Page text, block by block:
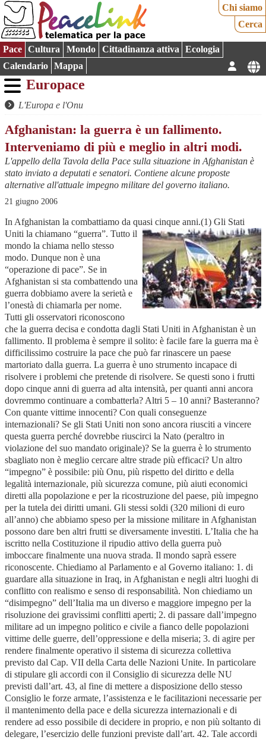
Chi siamo
Cerca
Pace Cultura Mondo Cittadinanza attiva
Ecologia
Calendario
Mappa
Europace
L'Europa e l'Onu
Afghanistan: la guerra è un fallimento.
Interveniamo di più e meglio in altri modi.
L'appello della Tavola della Pace sulla situazione in Afghanistan è
stato inviato a deputati e senatori. Contiene alcune proposte
alternative all'attuale impegno militare del governo italiano.
21 giugno 2006
In Afghanistan la combattiamo da quasi cinque anni.(1) Gli Stati
Uniti la chiamano “guerra”. Tutto il
mondo la chiama nello stesso
modo. Dunque non è una
“operazione di pace”. Se in
Afghanistan si sta combattendo una
guerra dobbiamo avere la serietà e
l’onestà di chiamarla per nome.
Tutti gli osservatori riconoscono
che la guerra decisa e condotta dagli Stati Uniti in Afghanistan è un
fallimento. Il problema è sempre il solito: è facile fare la guerra ma è
difficilissimo costruire la pace che può far rinascere un paese
martoriato dalla guerra. La guerra è uno strumento incapace di
risolvere i problemi che pretende di risolvere. Se questi sono i frutti
dopo cinque anni di guerra ad alta intensità, per quanti anni ancora
dovremmo continuare a combatterla? Altri 5 – 10 anni? Basteranno?
Con quante vittime innocenti? Con quali conseguenze
internazionali? Se gli Stati Uniti non sono ancora riusciti a vincere
questa guerra perché dovrebbe riuscirci la Nato (peraltro in
violazione del suo mandato originale)? Se la guerra è lo strumento
sbagliato non è meglio cercare altre strade più efficaci? Un altro
“impegno” è possibile: più Onu, più rispetto del diritto e della
legalità internazionale, più sicurezza comune, più aiuti economici
diretti alla popolazione e per la ricostruzione del paese, più impegno
per la tutela dei diritti umani. Gli stessi soldi (320 milioni di euro
all’anno) che abbiamo speso per la missione militare in Afghanistan
possono dare ben altri frutti se diversamente investiti. L’Italia che ha
iscritto nella Costituzione il ripudio attivo della guerra può
imboccare finalmente una nuova strada. Il mondo saprà essere
riconoscente. Chiediamo al Parlamento e al Governo italiano: 1. di
guardare alla situazione in Iraq, in Afghanistan e negli altri luoghi di
conflitto con realismo e senso di responsabilità. Non chiediamo un
“disimpegno” dell’Italia ma un diverso e maggiore impegno per la
risoluzione dei gravissimi conflitti aperti; 2. di passare dall’impegno
militare ad un impegno politico e civile a fianco delle popolazioni
vittime delle guerre, dell’oppressione e della miseria; 3. di agire per
rendere finalmente operativo il sistema di sicurezza collettiva
previsto dal Cap. VII della Carta delle Nazioni Unite. In particolare
di stipulare gli accordi con il Consiglio di sicurezza delle NU
previsti dall’art. 43, al fine di mettere a disposizione dello stesso
Consiglio le forze armate, l’assistenza e le facilitazioni necessarie per
il mantenimento della pace e della sicurezza internazionali e di
rendere ad esso possibile di decidere in proprio, e non più soltanto di
delegare, l’esercizio delle funzioni previste dall’art. 42. Tale accordi